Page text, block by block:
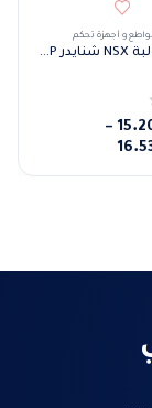
و أجهزة تحكم
قواطع مقولبة NSX شنايدر 25KA 3P
–
نطاق